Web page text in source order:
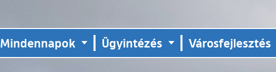
Mindennapok Ügyintézés Városfejlesztés